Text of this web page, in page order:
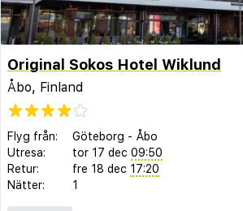
Original Sokos Hotel Wiklund
Åbo, Finland
Flyg från: Göteborg - Åbo
Utresa:
tor 17 dec 09:50
Retur:
fre 18 dec 17:20
Nätter:
1